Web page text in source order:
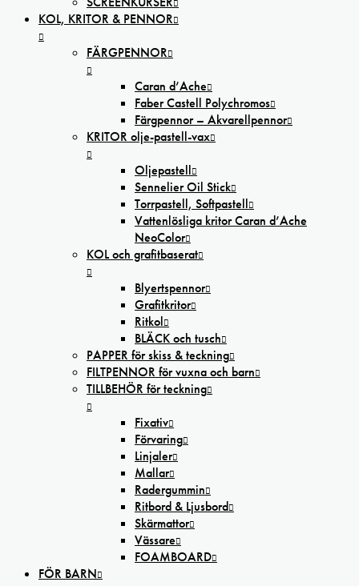
KOL, KRITOR & PENNOR
FÄRGPENNOR
Caran d’Ache
Faber Castell Polychromos
Färgpennor – Akvarellpennor
KRITOR olje-pastell-vax
Oljepastell
Sennelier Oil Stick
Torrpastell, Softpastell
Vattenlösliga kritor Caran d’Ache
NeoColor
KOL och grafitbaserat
Blyertspennor
Grafitkritor
Ritkol
BLÄCK och tusch
PAPPER för skiss & teckning
FILTPENNOR för vuxna och barn
TILLBEHÖR för teckning
Fixativ
Förvaring
Linjaler
Mallar
Radergummin
Ritbord & Ljusbord
Skärmattor
Vässare
FOAMBOARD
FÖR BARN